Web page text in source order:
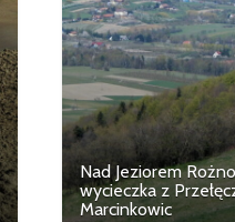
Nad Jeziorem
wycieczka z
Marcinkowic